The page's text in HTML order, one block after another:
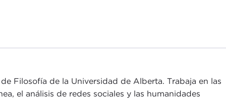
Filosofía de la Universidad de Alberta. Trabaja en las
el análisis de redes sociales y las humanidades